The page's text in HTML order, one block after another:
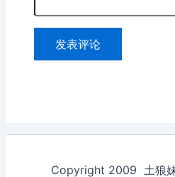
Copyright 2009 土狼